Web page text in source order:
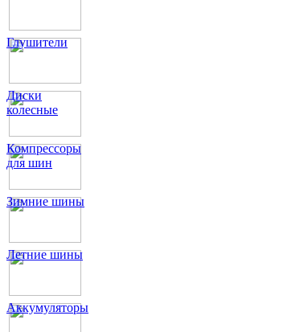
Глушители
Диски
колесные
Компрессоры
для шин
Зимние шины
Летние шины
Аккумуляторы